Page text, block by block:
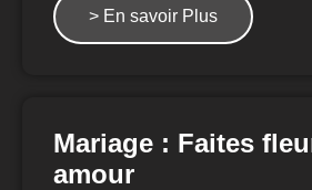
> En savoir Plus
Mariage : Faites
amour